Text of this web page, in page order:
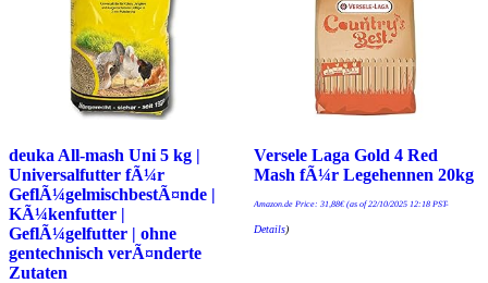
deuka All-mash Uni 5 kg |
Universalfutter fÃ¼r
GeflÃ¼gelmischbestÃ¤nde |
KÃ¼kenfutter |
GeflÃ¼gelfutter | ohne
gentechnisch verÃ¤nderte
Zutaten
Versele Laga Gold 4 Red
Mash fÃ¼r Legehennen 20kg
Amazon.de Price: 31,88€(as of 22/10/2025 12:18 PST-
Details)